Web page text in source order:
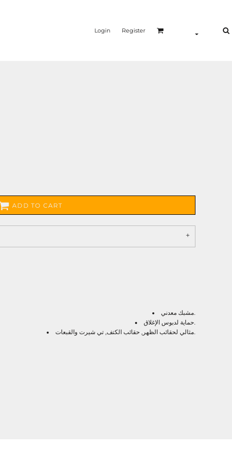
Login Register
ADD TO CART
مشبك معدني.
حماية لدبوس الإغلاق.
مثالي لحقائب الظهر, حقائب الكتف, تي شيرت والقبعات.